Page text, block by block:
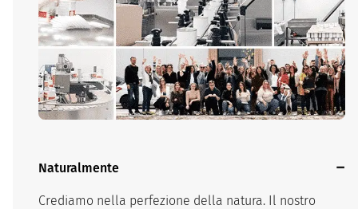
Naturalmente
Crediamo nella perfezione della natura. Il nostro